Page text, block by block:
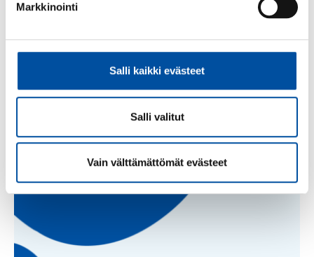
Markkinointi
Salli kaikki evästeet
Salli valitut
Vain välttämättömät evästeet
SuPer-voitto
SuPer-voitto -13.05.2026
superilaiselle maksettiin takautuvasti hieman
yli 3000 euroa